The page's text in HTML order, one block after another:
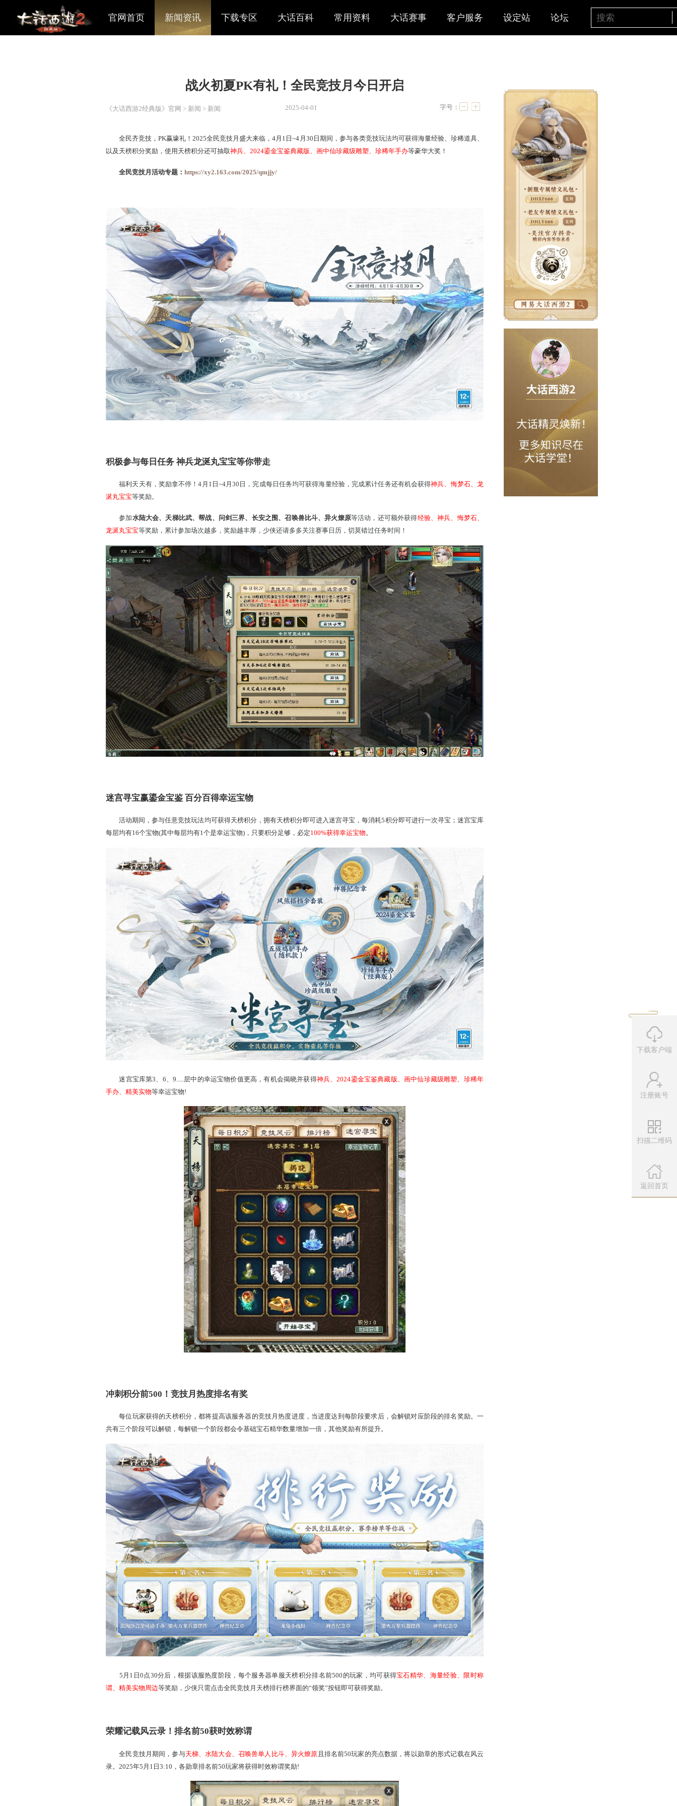
官网首页 新闻资讯 下载专区 大话百科 常用资料 大话赛事 客户服务 设定站 论坛
战火初夏PK有礼！全民竞技月今日开启
字号：
全民齐竞技，PK赢壕礼！2025全民竞技月盛大来临，4月1日~4月30日期间，参与各类竞技玩法均可获得海量经验、珍稀道具、
等豪华大奖！
积极参与每日任务 神兵龙涎丸宝宝等你带走
福利天天有，奖励拿不停！4月1日~4月30日，完成每日任务均可获得海量经验，完成累计任务还有机会获得
涎丸宝宝等奖励。
参加水陆大会、天梯比武、帮战、问剑三界、长安之围、召唤兽比斗、异火燎原等活动，还可额外获得
龙涎丸宝宝等奖励，累计参加场次越多，奖励越丰厚，少侠还请多多关注赛事日历，切莫错过任务时间！
迷宫寻宝赢鎏金宝鉴 百分百得幸运宝物
活动期间，参与任意竞技玩法均可获得天榜积分，拥有天榜积分即可进入迷宫寻宝，每消耗5积分即可进行一次寻宝；迷宫宝库
每层均有16个宝物(其中每层均有1个是幸运宝物)，只要积分足够，必定100%获得幸运宝物。
迷宫宝库第3、6、9.....层中的幸运宝物价值更高，有机会揭晓并获得
神兵、2024鎏金宝鉴典藏版、画中仙珍藏级雕塑、珍稀年
等幸运宝物!
冲刺积分前500！竞技月热度排名有奖
下载客户端
注册账号
扫描二维码
微信公
扫描左侧二
返回首页